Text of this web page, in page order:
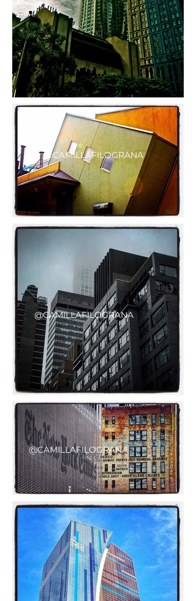
@CAMILLAFILOGRANA
@CAMILLAFILOGRANA
@CAMILLAFILOGRANA